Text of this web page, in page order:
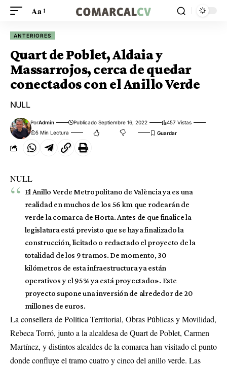
Aa
ANTERIORES
Quart de Poblet, Aldaia y
Massarrojos, cerca de quedar
conectados con el Anillo Verde
NULL
PorAdmin Publicado Septiembre 16, 2022
457 Vistas
5 Min Lectura
NULL
El Anillo Verde Metropolitano de València ya es una
realidad en muchos de los 56 km que rodearán de
verde la comarca de Horta. Antes de que finalice la
legislatura está previsto que se haya finalizado la
construcción, licitado o redactado el proyecto de la
totalidad de los 9 tramos. De momento, 30
kilómetros de esta infraestructura ya están
operativos y el 95% ya está proyectado». Este
proyecto supone una inversión de alrededor de 20
millones de euros.
La consellera de Política Territorial, Obras Públicas y Movilidad,
Rebeca Torró, junto a la alcaldesa de Quart de Poblet, Carmen
Martínez, y distintos alcaldes de la comarca han visitado el punto
donde confluye el tramo cuatro y cinco del anillo verde. Las